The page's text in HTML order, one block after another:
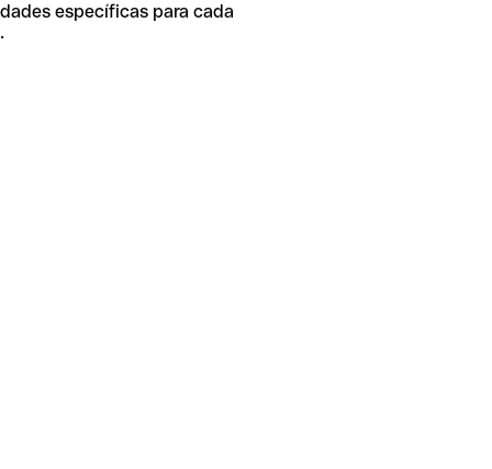
específicas para cada